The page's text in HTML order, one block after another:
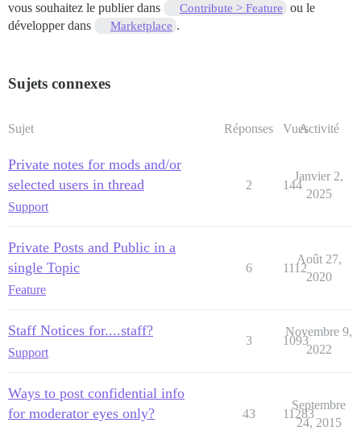
vous souhaitez le publier dans
Contribute > Feature
ou le
développer dans
Marketplace .
Sujets connexes
Sujet Réponses VuesActivité
Private notes for mods and/or
selected users in thread
Support
2 144
Janvier 2,
2025
Private Posts and Public in a
single Topic
Feature
6 1112
Août 27,
2020
Staff Notices for....staff?
Support
3 1093
Novembre 9,
2022
Ways to post confidential info
for moderator eyes only?
43 11283
Septembre
24, 2015